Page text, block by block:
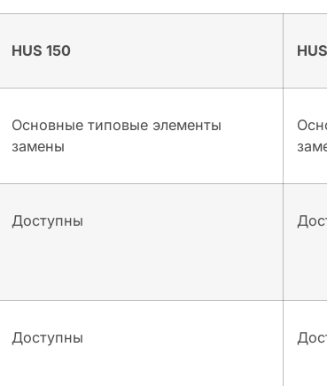
HUS 150
Основные типовые элементы
замены
Доступны
Доступны